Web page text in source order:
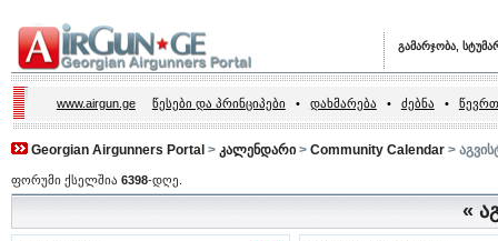
გამარჯობა,
www.airgun.ge წესები და პრინციპები • დახმარება • ძებნა •
Georgian Airgunners Portal > კალენდარი> Community Calendar>
ფორუმი ქსელშია 6398-დღე.
«